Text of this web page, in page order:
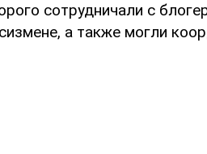
сотрудничали с
а также могли